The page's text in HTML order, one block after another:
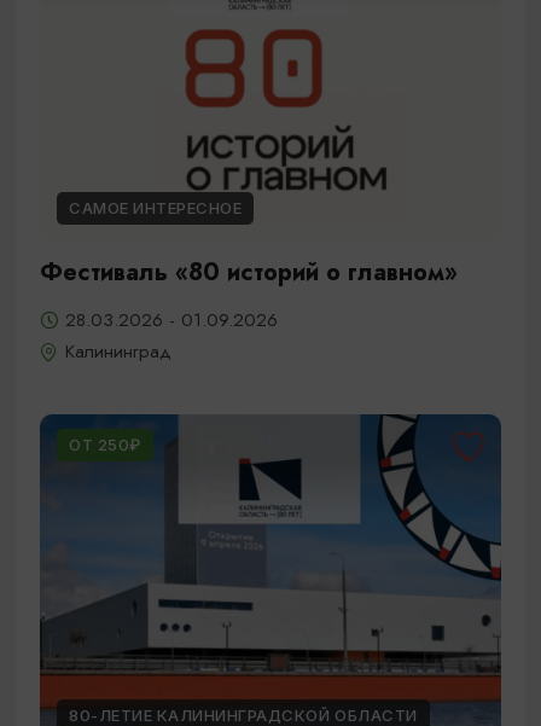
САМОЕ ИНТЕРЕСНОЕ
Фестиваль «80 историй о главном»
28.03.2026 - 01.09.2026
Калининград
ОТ 250₽
80-ЛЕТИЕ КАЛИНИНГРАДСКОЙ ОБЛАСТИ